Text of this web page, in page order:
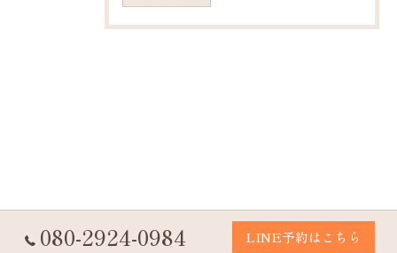
080-2924-0984 LINE予約はこちら